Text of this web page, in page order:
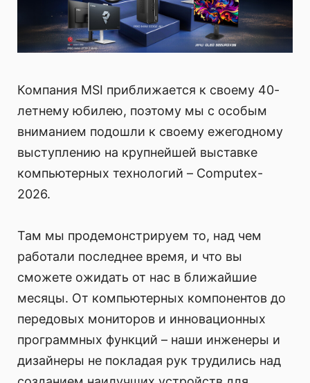
Компания MSI приближается к своему 40-
летнему юбилею, поэтому мы с особым
вниманием подошли к своему ежегодному
выступлению на крупнейшей выставке
компьютерных технологий – Computex-
2026.
Там мы продемонстрируем то, над чем
работали последнее время, и что вы
сможете ожидать от нас в ближайшие
месяцы. От компьютерных компонентов до
передовых мониторов и инновационных
программных функций – наши инженеры и
дизайнеры не покладая рук трудились над